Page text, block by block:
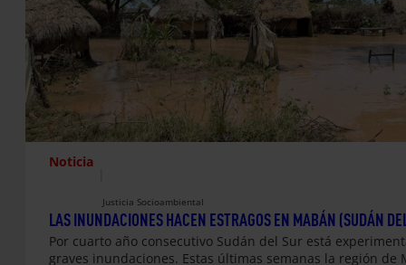
Noticia
Justicia Socioambiental
LAS INUNDACIONES HACEN ESTRAGOS EN MABÁN (SUDÁN
Por cuarto año consecutivo Sudán del Sur está
graves inundaciones. Estas últimas semanas la región de